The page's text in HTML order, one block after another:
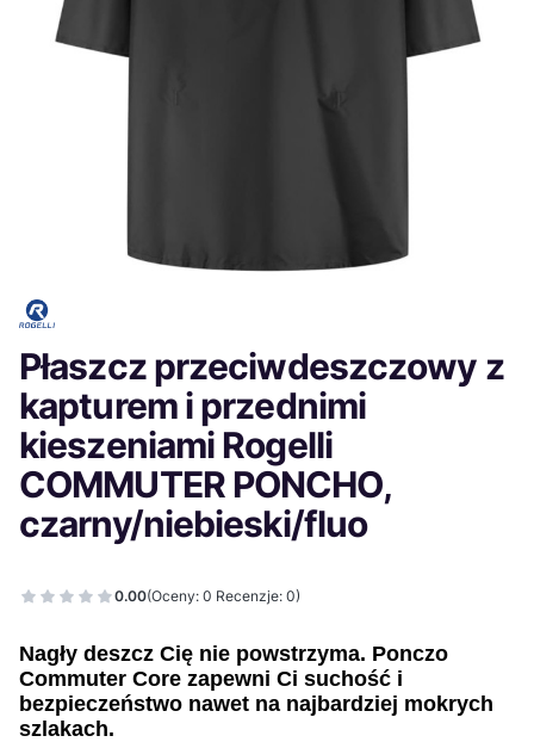
Płaszcz przeciwdeszczowy z
kapturem i przednimi
kieszeniami Rogelli
COMMUTER PONCHO,
czarny/niebieski/fluo
0.00(Oceny: 0 Recenzje: 0)
Nagły deszcz Cię nie powstrzyma. Ponczo
Commuter Core zapewni Ci suchość i
bezpieczeństwo nawet na najbardziej mokrych
szlakach.